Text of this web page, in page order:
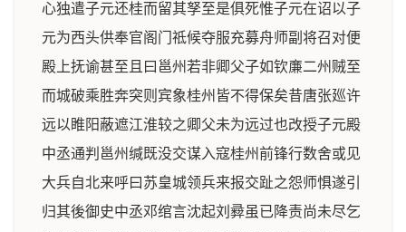
心独遣子元还桂而留其孥至是俱死惟子元在诏以子
元为西头供奉官阁门祗候夺服充募舟师副将召对便
殿上抚谕甚至且曰邕州若非卿父子如钦亷二州贼至
而城破乘胜奔突则宾象桂州皆不得保矣昔唐张廵许
远以睢阳蔽遮江淮较之卿父未为远过也改授子元殿
中丞通判邕州缄既没交谋入寇桂州前锋行数舍或见
大兵自北来呼曰苏皇城领兵来报交趾之怨师惧遂引
归其後御史中丞邓绾言沈起刘彛虽已降责尚未尽乞